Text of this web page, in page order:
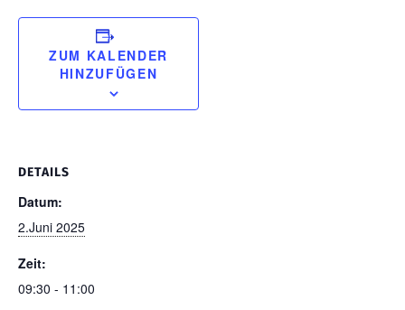
ZUM KALENDER
HINZUFÜGEN
DETAILS
Datum:
2.Juni 2025
Zeit:
09:30 - 11:00